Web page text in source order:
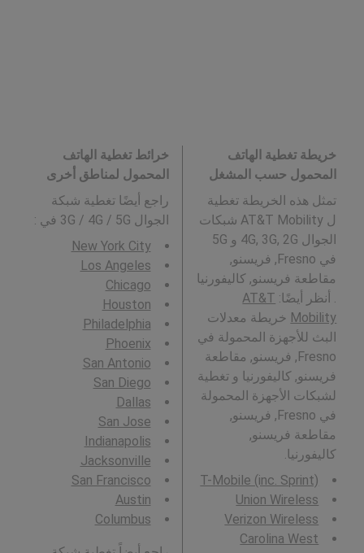
خريطة تغطية الهاتف
المحمول حسب المشغل
تمثل هذه الخريطة تغطية
ل AT&T Mobility شبكات
الجوال 4G, 3G, 2G و 5G
في Fresno, فريسنو,
مقاطعة فريسنو, كاليفورنيا
. أنظر أيضًا: AT&T
Mobility خريطة معدلات
البث للأجهزة المحمولة في
Fresno, فريسنو, مقاطعة
فريسنو, كاليفورنيا و تغطية
لشبكات الأجهزة المحمولة
في Fresno, فريسنو,
مقاطعة فريسنو,
كاليفورنيا.
T-Mobile (inc. Sprint)
Union Wireless
Verizon Wireless
Carolina West
خرائط تغطية الهاتف
المحمول لمناطق أخرى
راجع أيضًا تغطية شبكة
الجوال 3G / 4G / 5G في
:
New York City
Los Angeles
Chicago
Houston
Philadelphia
Phoenix
San Antonio
San Diego
Dallas
San Jose
Indianapolis
Jacksonville
San Francisco
Austin
Columbus